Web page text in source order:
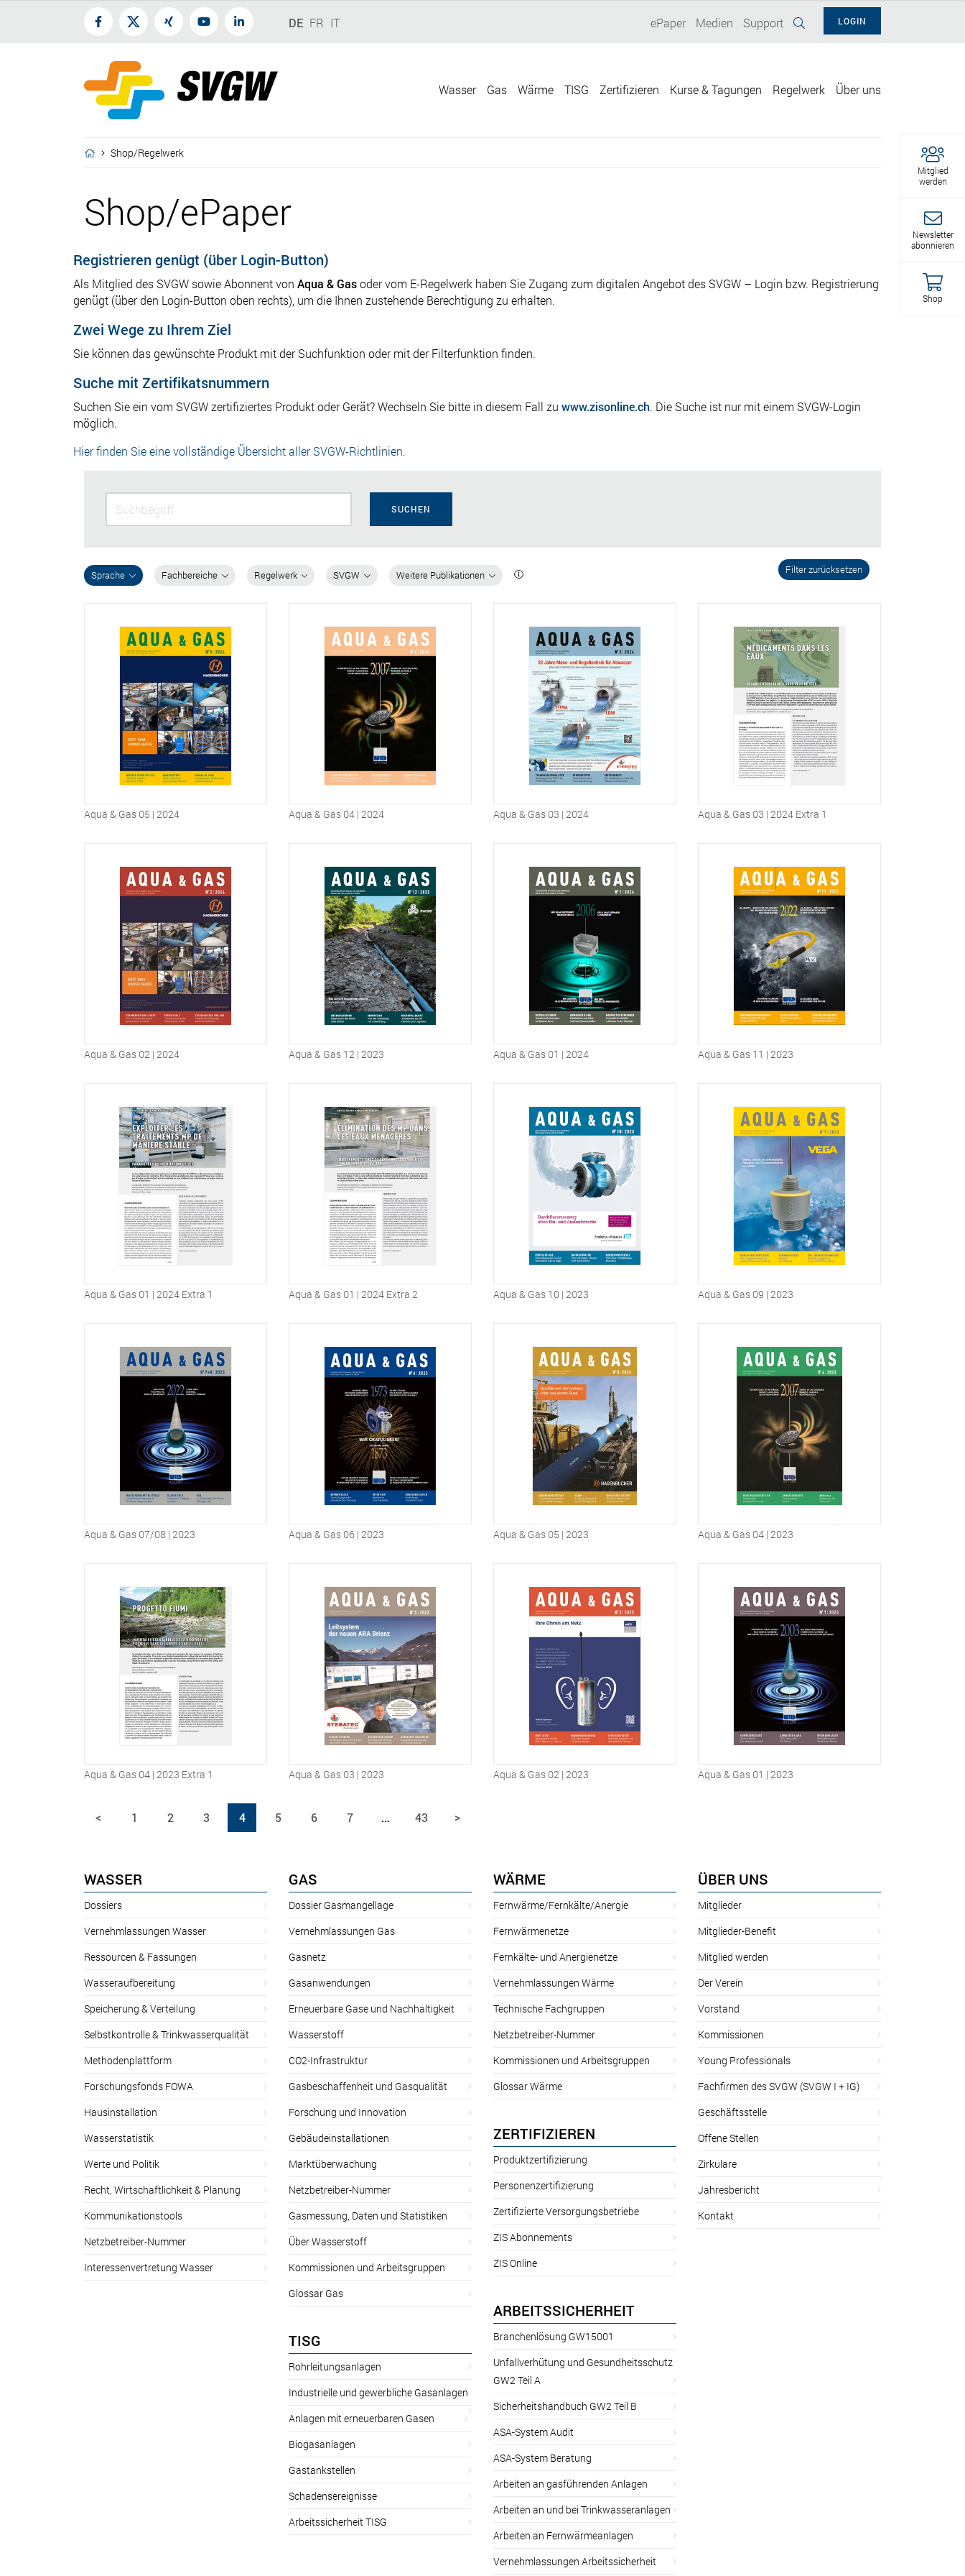
Mitglied
werden
Newsletter
abonnieren
Shop
DE FR IT LOGIN
ePaper Medien Support
Wasser Gas Wärme TISG Zertifizieren Kurse & Tagungen Regelwerk Über uns
Shop/Regelwerk
Shop/ePaper
Registrieren genügt (über Login-Button)
Als Mitglied des SVGW sowie Abonnent von Aqua & Gasoder vom E-Regelwerk haben Sie Zugang zum digitalen Angebot des SVGW – Login bzw. Registrierung
genügt (über den Login-Button oben rechts), um die Ihnen zustehende Berechtigung zu erhalten.
Zwei Wege zu Ihrem Ziel
Sie können das gewünschte Produkt mit der Suchfunktion oder mit der Filterfunktion finden.
Suche mit Zertifikatsnummern
Suchen Sie ein vom SVGW zertifiziertes Produkt oder Gerät? Wechseln Sie bitte in diesem Fall zu www.zisonline.ch. Die Suche ist nur mit einem SVGW-Login
möglich.
Hier finden Sie eine vollständige Übersicht aller SVGW-Richtlinien.
SUCHEN
Sprache Fachbereiche Regelwerk SVGW Weitere Publikationen Filter zurücksetzen
Aqua & Gas 05 | 2024 Aqua & Gas 04 | 2024 Aqua & Gas 03 | 2024 Aqua & Gas 03 | 2024 Extra 1
Aqua & Gas 02 | 2024 Aqua & Gas 12 | 2023 Aqua & Gas 01 | 2024 Aqua & Gas 11 | 2023
Aqua & Gas 01 | 2024 Extra 1 Aqua & Gas 01 | 2024 Extra 2 Aqua & Gas 10 | 2023 Aqua & Gas 09 | 2023
Aqua & Gas 07/08 | 2023 Aqua & Gas 06 | 2023 Aqua & Gas 05 | 2023 Aqua & Gas 04 | 2023
Aqua & Gas 04 | 2023 Extra 1 Aqua & Gas 03 | 2023 Aqua & Gas 02 | 2023 Aqua & Gas 01 | 2023
< 1 2 3 4 5 6 7 ... 43 >
WASSER
Dossiers
Vernehmlassungen Wasser
Ressourcen & Fassungen
Wasseraufbereitung
Speicherung & Verteilung
Selbstkontrolle & Trinkwasserqualität
Methodenplattform
Forschungsfonds FOWA
Hausinstallation
Wasserstatistik
Werte und Politik
Recht, Wirtschaftlichkeit & Planung
Kommunikationstools
Netzbetreiber-Nummer
Interessenvertretung Wasser
GAS
Dossier Gasmangellage
Vernehmlassungen Gas
Gasnetz
Gasanwendungen
Erneuerbare Gase und Nachhaltigkeit
Wasserstoff
CO2-Infrastruktur
Gasbeschaffenheit und Gasqualität
Forschung und Innovation
Gebäudeinstallationen
Marktüberwachung
Netzbetreiber-Nummer
Gasmessung, Daten und Statistiken
Über Wasserstoff
Kommissionen und Arbeitsgruppen
Glossar Gas
TISG
Rohrleitungsanlagen
Industrielle und gewerbliche Gasanlagen
Anlagen mit erneuerbaren Gasen
Biogasanlagen
Gastankstellen
Schadensereignisse
Arbeitssicherheit TISG
WÄRME
Fernwärme/Fernkälte/Anergie
Fernwärmenetze
Fernkälte- und Anergienetze
Vernehmlassungen Wärme
Technische Fachgruppen
Netzbetreiber-Nummer
Kommissionen und Arbeitsgruppen
Glossar Wärme
ZERTIFIZIEREN
Produktzertifizierung
Personenzertifizierung
Zertifizierte Versorgungsbetriebe
ZIS Abonnements
ZIS Online
ARBEITSSICHERHEIT
Branchenlösung GW15001
Unfallverhütung und Gesundheitsschutz
GW2 Teil A
Sicherheitshandbuch GW2 Teil B
ASA-System Audit
ASA-System Beratung
Arbeiten an gasführenden Anlagen
Arbeiten an und bei Trinkwasseranlagen
Arbeiten an Fernwärmeanlagen
Vernehmlassungen Arbeitssicherheit
ÜBER UNS
Mitglieder
Mitglieder-Benefit
Mitglied werden
Der Verein
Vorstand
Kommissionen
Young Professionals
Fachfirmen des SVGW (SVGW I + IG)
Geschäftsstelle
Offene Stellen
Zirkulare
Jahresbericht
Kontakt